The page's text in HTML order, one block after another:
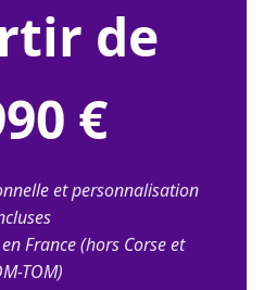
de
€
et personnalisation
France (hors Corse et
TOM)